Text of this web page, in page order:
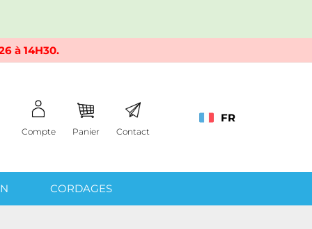
à 14H30.
Compte Panier Contact
FR
CORDAGES